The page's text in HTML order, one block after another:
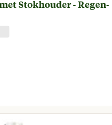
Stokhouder - Regen-
€ 7,50